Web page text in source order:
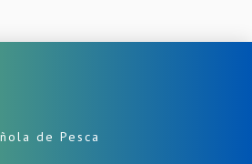
de Pesca